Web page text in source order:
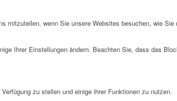
wenn Sie unsere Websites besuchen, wie
Ihrer Einstellungen ändern. Beachten Sie, dass das
zu stellen und einige ihrer Funktionen zu nutzen.